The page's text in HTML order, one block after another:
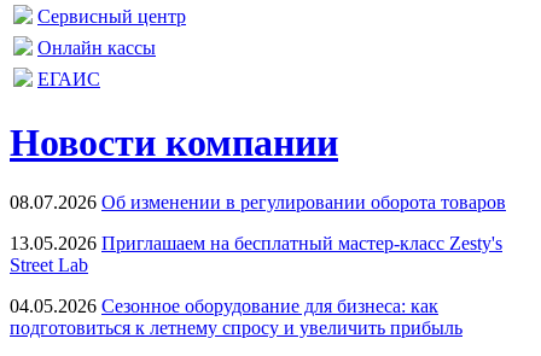
Сервисный центр
Онлайн кассы
ЕГАИС
Новости компании
08.07.2026 Об изменении в регулировании оборота товаров
13.05.2026 Приглашаем на бесплатный мастер-класс Zesty's
Street Lab
04.05.2026 Сезонное оборудование для бизнеса: как
подготовиться к летнему спросу и увеличить прибыль